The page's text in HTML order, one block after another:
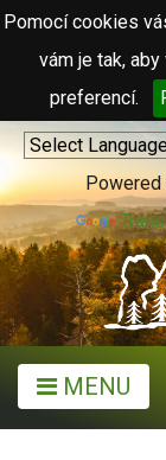
Pomocí cookies
vám je tak,
preferencí.
Powered
MENU